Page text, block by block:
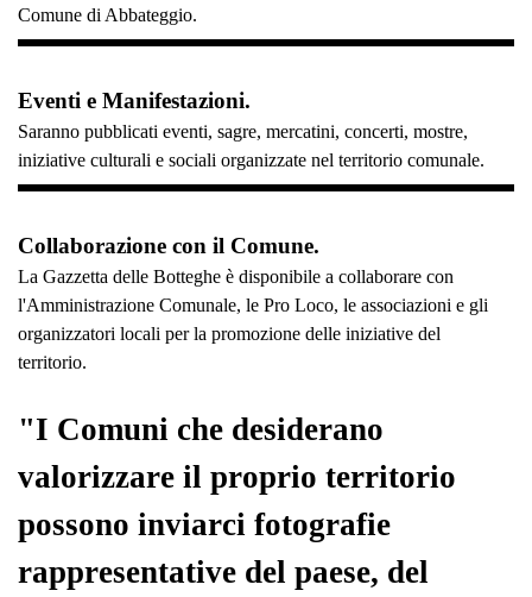
Comune di Abbateggio.
Eventi e Manifestazioni.
Saranno pubblicati eventi, sagre, mercatini, concerti, mostre,
iniziative culturali e sociali organizzate nel territorio comunale.
Collaborazione con il Comune.
La Gazzetta delle Botteghe è disponibile a collaborare con
l'Amministrazione Comunale, le Pro Loco, le associazioni e gli
organizzatori locali per la promozione delle iniziative del
territorio.
"I Comuni che desiderano
valorizzare il proprio territorio
possono inviarci fotografie
rappresentative del paese, del